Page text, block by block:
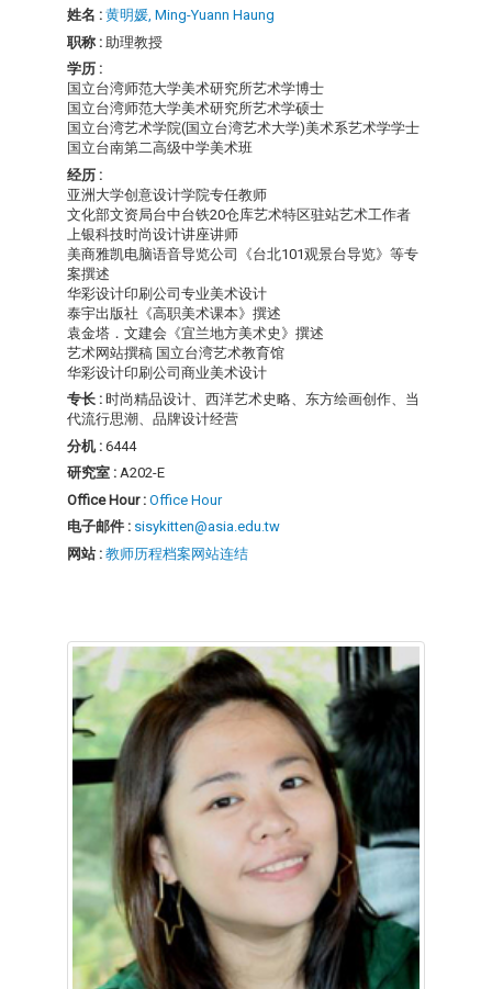
姓名 : 黄明媛, Ming-Yuann Haung
职称 : 助理教授
学历 :
国立台湾师范大学美术研究所艺术学博士
国立台湾师范大学美术研究所艺术学硕士
国立台湾艺术学院(国立台湾艺术大学)美术系艺术学学士
国立台南第二高级中学美术班
经历 :
亚洲大学创意设计学院专任教师
文化部文资局台中台铁20仓库艺术特区驻站艺术工作者
上银科技时尚设计讲座讲师
美商雅凯电脑语音导览公司《台北101观景台导览》等专
案撰述
华彩设计印刷公司专业美术设计
泰宇出版社《高职美术课本》撰述
袁金塔．文建会《宜兰地方美术史》撰述
艺术网站撰稿 国立台湾艺术教育馆
华彩设计印刷公司商业美术设计
专长 : 时尚精品设计、西洋艺术史略、东方绘画创作、当
代流行思潮、品牌设计经营
分机 : 6444
研究室 : A202-E
Office Hour : Office Hour
电子邮件 : sisykitten@asia.edu.tw
网站 : 教师历程档案网站连结